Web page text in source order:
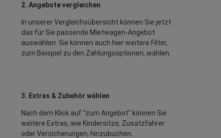
2. Angebote vergleichen
In unserer Vergleichsübersicht können Sie jetzt
das für Sie passende Mietwagen-Angebot
auswählen. Sie können auch hier weitere Filter,
zum Beispiel zu den Zahlungsoptionen, wählen.
3. Extras & Zubehör wählen
Nach dem Klick auf "zum Angebot" können Sie
weitere Extras, wie Kindersitze, Zusatzfahrer
oder Versicherungen, hinzubuchen.